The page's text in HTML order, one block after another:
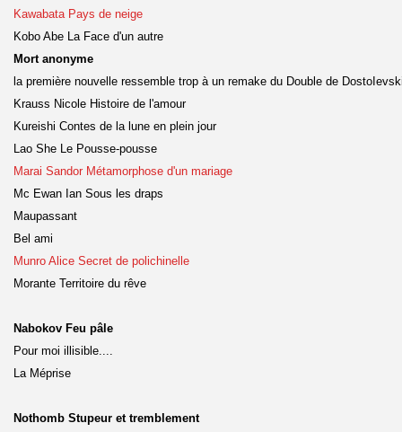
Kawabata Pays de neige
Kobo Abe La Face d'un autre
Mort anonyme
la première nouvelle ressemble trop à un remake du Double de
Krauss Nicole Histoire de l'amour
Kureishi Contes de la lune en plein jour
Lao She Le Pousse-pousse
Marai Sandor Métamorphose d'un mariage
Mc Ewan Ian Sous les draps
Maupassant
Bel ami
Munro Alice Secret de polichinelle
Morante Territoire du rêve
Nabokov Feu pâle
Pour moi illisible....
La Méprise
Nothomb Stupeur et tremblement